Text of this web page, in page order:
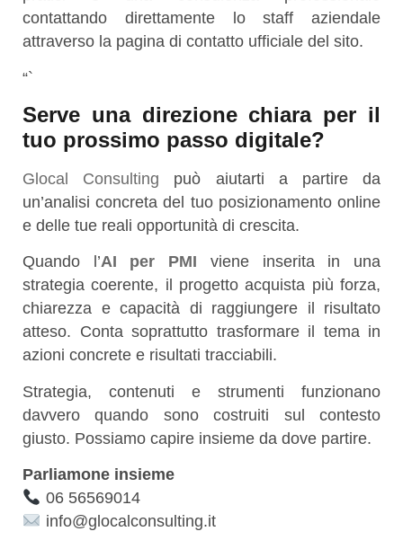
contattando direttamente lo staff aziendale
attraverso la pagina di contatto ufficiale del sito.
“`
Serve una direzione chiara per il
tuo prossimo passo digitale?
Glocal Consulting può aiutarti a partire da
un’analisi concreta del tuo posizionamento online
e delle tue reali opportunità di crescita.
Quando l’AI per PMI viene inserita in una
strategia coerente, il progetto acquista più forza,
chiarezza e capacità di raggiungere il risultato
atteso. Conta soprattutto trasformare il tema in
azioni concrete e risultati tracciabili.
Strategia, contenuti e strumenti funzionano
davvero quando sono costruiti sul contesto
giusto. Possiamo capire insieme da dove partire.
Parliamone insieme
06 56569014
info@glocalconsulting.it